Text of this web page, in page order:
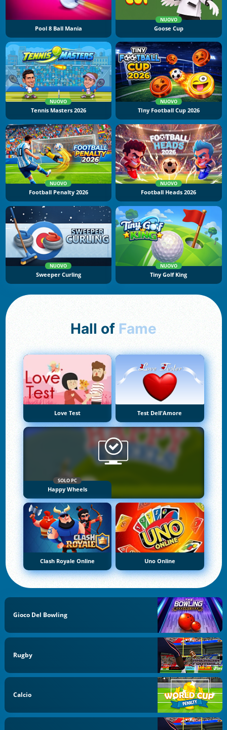
Pool 8 Ball Mania
NUOVO
Goose Cup
NUOVO
Tennis Masters 2026
NUOVO
TIny Football Cup 2026
NUOVO
Football Penalty 2026
NUOVO
Football Heads 2026
NUOVO
Sweeper Curling
NUOVO
Tiny Golf King
Hall of Fame
Love Test Test Dell'Amore
SOLO PC
Happy Wheels
Clash Royale Online Uno Online
Gioco Del Bowling
Rugby
Calcio